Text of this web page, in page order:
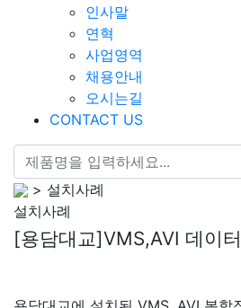
인사말
연혁
사업영역
채용안내
오시는길
CONTACT US
> 설치사례
설치사례
[용담대교]VMS,AVI 데이